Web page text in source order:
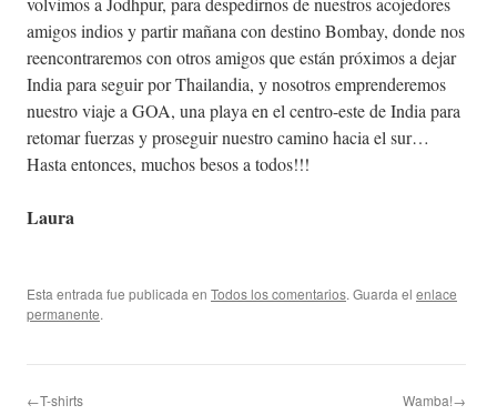
amigos indios y partir mañana con destino Bombay, donde nos
reencontraremos con otros amigos que están próximos a dejar
India para seguir por Thailandia, y nosotros emprenderemos
nuestro viaje a GOA, una playa en el centro-este de India para
retomar fuerzas y proseguir nuestro camino hacia el sur…
Hasta entonces, muchos besos a todos!!!
Laura
Esta entrada fue publicada en Todos los comentarios. Guarda el enlace
permanente.
←T-shirts Wamba!→